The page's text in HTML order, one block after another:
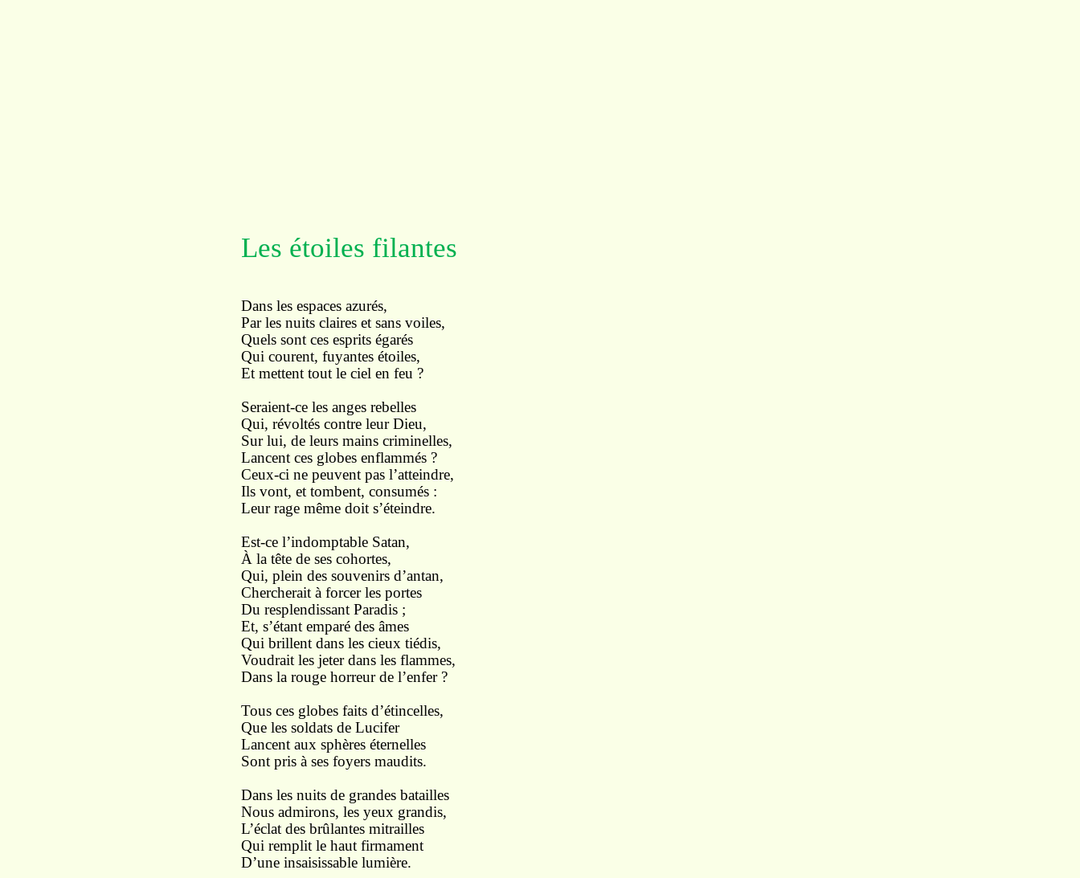
Les étoiles filantes
Dans les espaces azurés,
Par les nuits claires et sans voiles,
Quels sont ces esprits égarés
Qui courent, fuyantes étoiles,
Et mettent tout le ciel en feu ?
Seraient-ce les anges rebelles
Qui, révoltés contre leur Dieu,
Sur lui, de leurs mains criminelles,
Lancent ces globes enflammés ?
Ceux-ci ne peuvent pas l’atteindre,
Ils vont, et tombent, consumés :
Leur rage même doit s’éteindre.
Est-ce l’indomptable Satan,
À la tête de ses cohortes,
Qui, plein des souvenirs d’antan,
Chercherait à forcer les portes
Du resplendissant Paradis ;
Et, s’étant emparé des âmes
Qui brillent dans les cieux tiédis,
Voudrait les jeter dans les flammes,
Dans la rouge horreur de l’enfer ?
Tous ces globes faits d’étincelles,
Que les soldats de Lucifer
Lancent aux sphères éternelles
Sont pris à ses foyers maudits.
Dans les nuits de grandes batailles
Nous admirons, les yeux grandis,
L’éclat des brûlantes mitrailles
Qui remplit le haut firmament
D’une insaisissable lumière.